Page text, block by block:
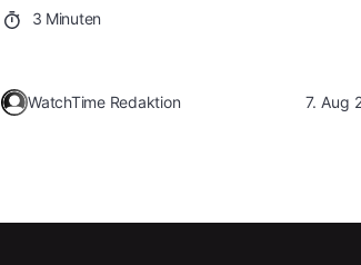
3 Minuten
WatchTime Redaktion 7. Aug